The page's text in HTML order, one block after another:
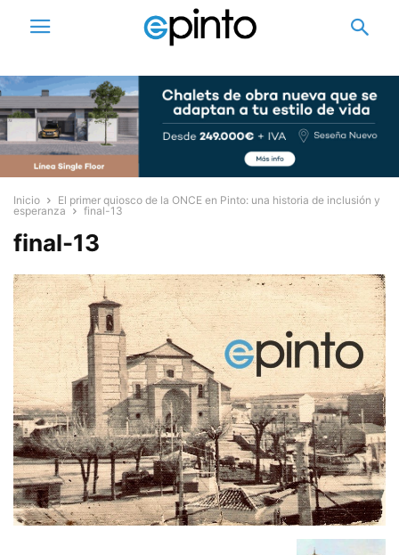
Inicio
El primer quiosco de la ONCE en Pinto: una historia de inclusión y
esperanza
final-13
final-13